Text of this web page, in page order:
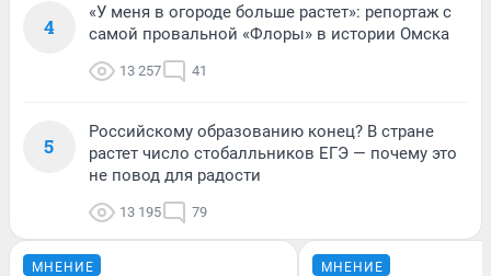
4
«У меня в огороде больше растет»: репортаж с
самой провальной «Флоры» в истории Омска
13 257 41
5
Российскому образованию конец? В стране
растет число стобалльников ЕГЭ — почему это
не повод для радости
13 195 79
МНЕНИЕ МНЕНИЕ